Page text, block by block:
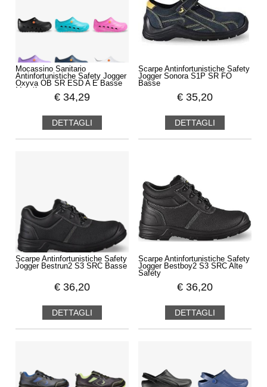
Mocassino Sanitario
Antinfortunistiche Safety Jogger
Oxyva OB SR ESD A E Basse
€ 34,29
DETTAGLI
Scarpe Antinfortunistiche Safety
Jogger Sonora S1P SR FO
Basse
€ 35,20
DETTAGLI
Scarpe Antinfortunistiche Safety
Jogger Bestrun2 S3 SRC Basse
€ 36,20
DETTAGLI
Scarpe Antinfortunistiche Safety
Jogger Bestboy2 S3 SRC Alte
Safety
€ 36,20
DETTAGLI